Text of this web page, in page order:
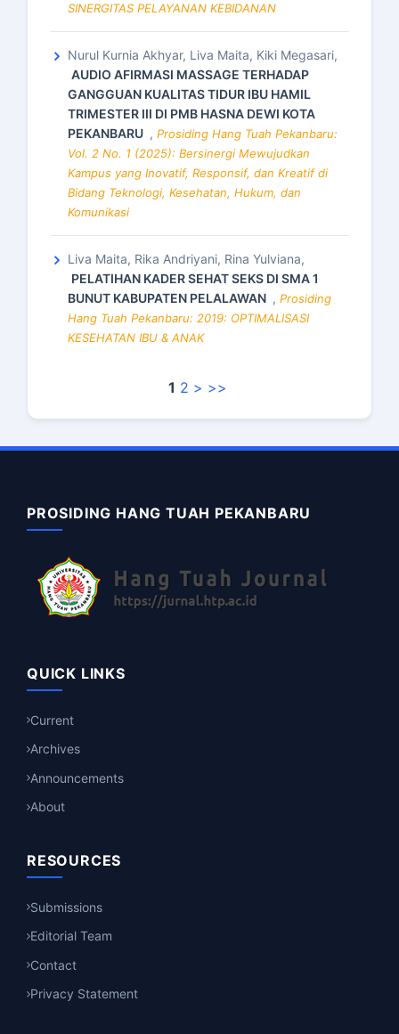
SINERGITAS PELAYANAN KEBIDANAN
Nurul Kurnia Akhyar, Liva Maita, Kiki Megasari,
AUDIO AFIRMASI MASSAGE TERHADAP
GANGGUAN KUALITAS TIDUR IBU HAMIL
TRIMESTER III DI PMB HASNA DEWI KOTA
PEKANBARU , Prosiding Hang Tuah Pekanbaru:
Vol. 2 No. 1 (2025): Bersinergi Mewujudkan
Kampus yang Inovatif, Responsif, dan Kreatif di
Bidang Teknologi, Kesehatan, Hukum, dan
Komunikasi
Liva Maita, Rika Andriyani, Rina Yulviana,
PELATIHAN KADER SEHAT SEKS DI SMA 1
BUNUT KABUPATEN PELALAWAN , Prosiding
Hang Tuah Pekanbaru: 2019: OPTIMALISASI
KESEHATAN IBU & ANAK
1 2 > >>
PROSIDING HANG TUAH PEKANBARU
QUICK LINKS
Current
Archives
Announcements
About
RESOURCES
Submissions
Editorial Team
Contact
Privacy Statement